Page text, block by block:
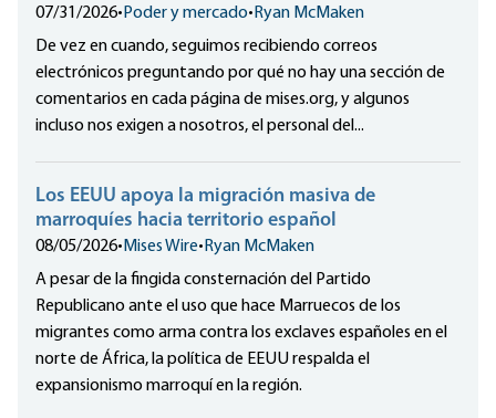
07/31/2026• Poder y mercado• Ryan McMaken
De vez en cuando, seguimos recibiendo correos
electrónicos preguntando por qué no hay una sección de
comentarios en cada página de mises.org, y algunos
incluso nos exigen a nosotros, el personal del...
Los EEUU apoya la migración masiva de
marroquíes hacia territorio español
08/05/2026• Mises Wire• Ryan McMaken
A pesar de la fingida consternación del Partido
Republicano ante el uso que hace Marruecos de los
migrantes como arma contra los exclaves españoles en el
norte de África, la política de EEUU respalda el
expansionismo marroquí en la región.